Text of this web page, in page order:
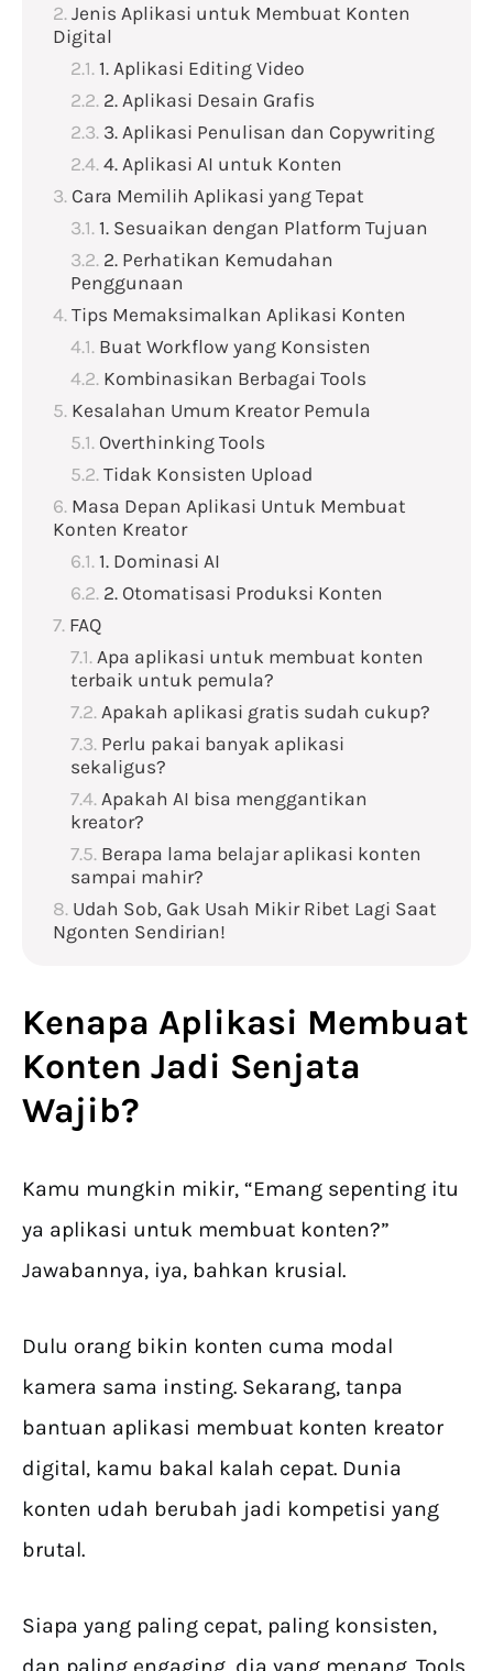
Jenis Aplikasi untuk Membuat Konten
Digital
1. Aplikasi Editing Video
2. Aplikasi Desain Grafis
3. Aplikasi Penulisan dan Copywriting
4. Aplikasi AI untuk Konten
Cara Memilih Aplikasi yang Tepat
1. Sesuaikan dengan Platform Tujuan
2. Perhatikan Kemudahan
Penggunaan
Tips Memaksimalkan Aplikasi Konten
Buat Workflow yang Konsisten
Kombinasikan Berbagai Tools
Kesalahan Umum Kreator Pemula
Overthinking Tools
Tidak Konsisten Upload
Masa Depan Aplikasi Untuk Membuat
Konten Kreator
1. Dominasi AI
2. Otomatisasi Produksi Konten
FAQ
Apa aplikasi untuk membuat konten
terbaik untuk pemula?
Apakah aplikasi gratis sudah cukup?
Perlu pakai banyak aplikasi
sekaligus?
Apakah AI bisa menggantikan
kreator?
Berapa lama belajar aplikasi konten
sampai mahir?
Udah Sob, Gak Usah Mikir Ribet Lagi Saat
Ngonten Sendirian!
Kenapa Aplikasi Membuat
Konten Jadi Senjata
Wajib?
Kamu mungkin mikir, “Emang sepenting itu
ya aplikasi untuk membuat konten?”
Jawabannya, iya, bahkan krusial.
Dulu orang bikin konten cuma modal
kamera sama insting. Sekarang, tanpa
bantuan aplikasi membuat konten kreator
digital, kamu bakal kalah cepat. Dunia
konten udah berubah jadi kompetisi yang
brutal.
Siapa yang paling cepat, paling konsisten,
dan paling engaging, dia yang menang. Tools